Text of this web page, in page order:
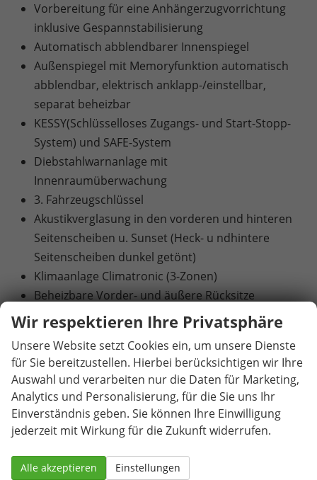
Vorbereitung für eine Anhängerzugvorrichtung
inklusive Gespannstabilisierung
Automatisch abblendbarer Innenspiegel
Außenspiegel mit Memoryfunktion automatisch
abblendbar, elektrisch anklapp-/einstellbar,
separat beheizbar
KESSY(Schlüsselloses Zugangs- und Start-Stopp-
System) und SAFE-System
Diebstahlwarnanlage mit
Innenraumüberwachung
3. Fahrzeugschlüssel
Akustikverglasung in den vorderen und hinteren
Seitenscheiben u. Sunset (Heck- u ndhintere
Seitenscheiben dunkel getönt)
Klimaanlage Climatronic (3-Zonen)
Beheizbare Vorder- und äußere Rücksitze
Drahtlos beheizbare Windschutzscheibe
Elektrische Heckklappenbedienung mit
Komfortöffnung
Abbiege- und Schlechtwetterlicht
Matrix-LED-Scheinwerfer
LED-Heckleuchten in Kristallglasoptik mit
animierten Blinkern und Welcome Effect
glanzgedreht (Reifen 235/40 R 19)
Wir respektieren Ihre Privatsphäre
Unsere Website setzt Cookies ein, um unsere Dienste
für Sie bereitzustellen. Hierbei berücksichtigen wir Ihre
Auswahl und verarbeiten nur die Daten für Marketing,
Analytics und Personalisierung, für die Sie uns Ihr
Einverständnis geben. Sie können Ihre Einwilligung
jederzeit mit Wirkung für die Zukunft widerrufen.
Alle akzeptieren Einstellungen